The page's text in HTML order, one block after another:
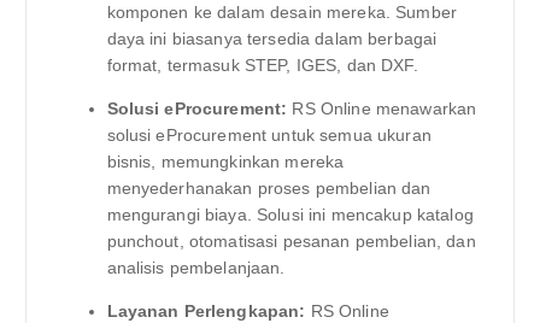
komponen ke dalam desain mereka. Sumber
daya ini biasanya tersedia dalam berbagai
format, termasuk STEP, IGES, dan DXF.
Solusi eProcurement: RS Online menawarkan
solusi eProcurement untuk semua ukuran
bisnis, memungkinkan mereka
menyederhanakan proses pembelian dan
mengurangi biaya. Solusi ini mencakup katalog
punchout, otomatisasi pesanan pembelian, dan
analisis pembelanjaan.
Layanan Perlengkapan: RS Online